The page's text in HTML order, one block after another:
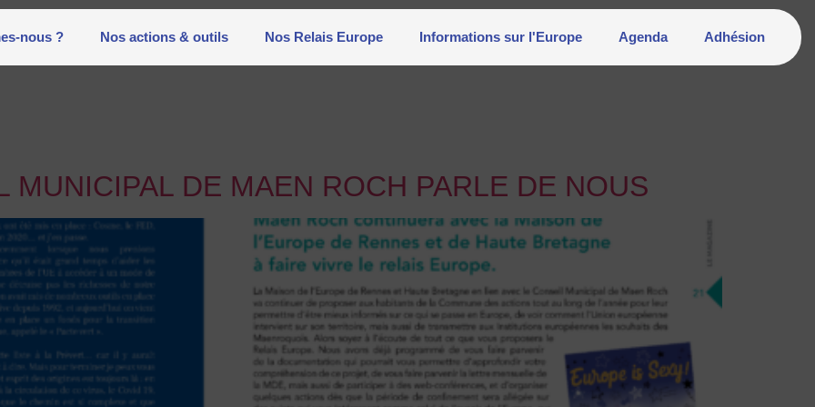
nous ? Nos actions & outils Nos Relais Europe Informations sur l'Europe Agenda Adhésion
MUNICIPAL DE MAEN ROCH PARLE DE NOUS